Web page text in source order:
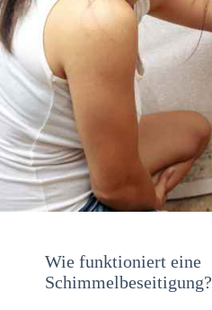
Wie funktioniert eine
Schimmelbeseitigung?